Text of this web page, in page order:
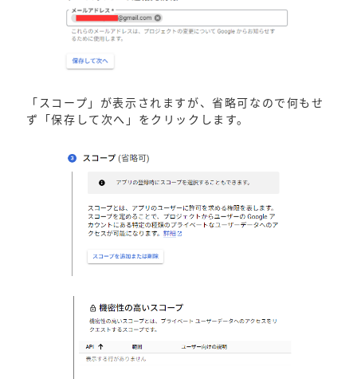
「スコープ」が表示されますが、省略可なので何もせ
ず「保存して次へ」をクリックします。